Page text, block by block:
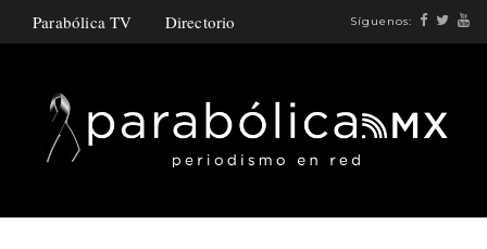
Parabólica TV Directorio Síguenos: